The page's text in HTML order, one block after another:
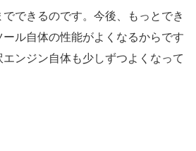
できるのです。今後、もっとでき
ル自体の性能がよくなるからです
ンジン自体も少しずつよくなって